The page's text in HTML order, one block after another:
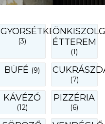
GYORSÉTKEZDE
(3)
ÉTTEREM
(1)
BÜFÉ (9)
(7)
KÁVÉZÓ
(12)
PIZZÉRIA
(6)